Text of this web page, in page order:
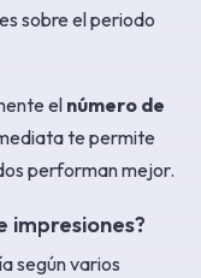
sobre el periodo
el número de
te permite
performan mejor.
según varios